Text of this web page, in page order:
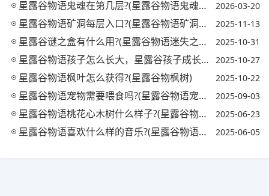
星露谷物语鬼魂在第几层?(星露谷物语鬼魂在哪) 2026-03-20
星露谷物语矿洞每层入口?(星露谷物语矿洞每层入口怎么找) 2025-11-13
星露谷谜之盒有什么用?(星露谷物语迷失之书) 2025-10-31
星露谷物语孩子怎么长大，星露谷孩子成长阶段介绍?(星露谷物孩子长得大吗) 2025-10-27
星露谷物语枫叶怎么获得?(星露谷物枫树) 2025-10-22
星露谷物语宠物需要喂食吗?(星露谷物语宠物用喂吗) 2025-09-03
星露谷物语桃花心木树什么样子?(星露谷物语桃花心木会产什么树液) 2025-06-23
星露谷物语喜欢什么样的音乐?(星露谷物语喜欢音乐选什么) 2025-06-05